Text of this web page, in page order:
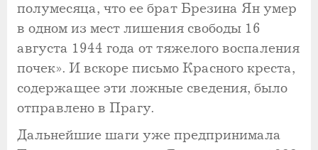
полумесяца, что ее брат Брезина Ян умер
в одном из мест лишения свободы 16
августа 1944 года от тяжелого воспаления
почек». И вскоре письмо Красного креста,
содержащее эти ложные сведения, было
отправлено в Прагу.
Дальнейшие шаги уже предпринимала